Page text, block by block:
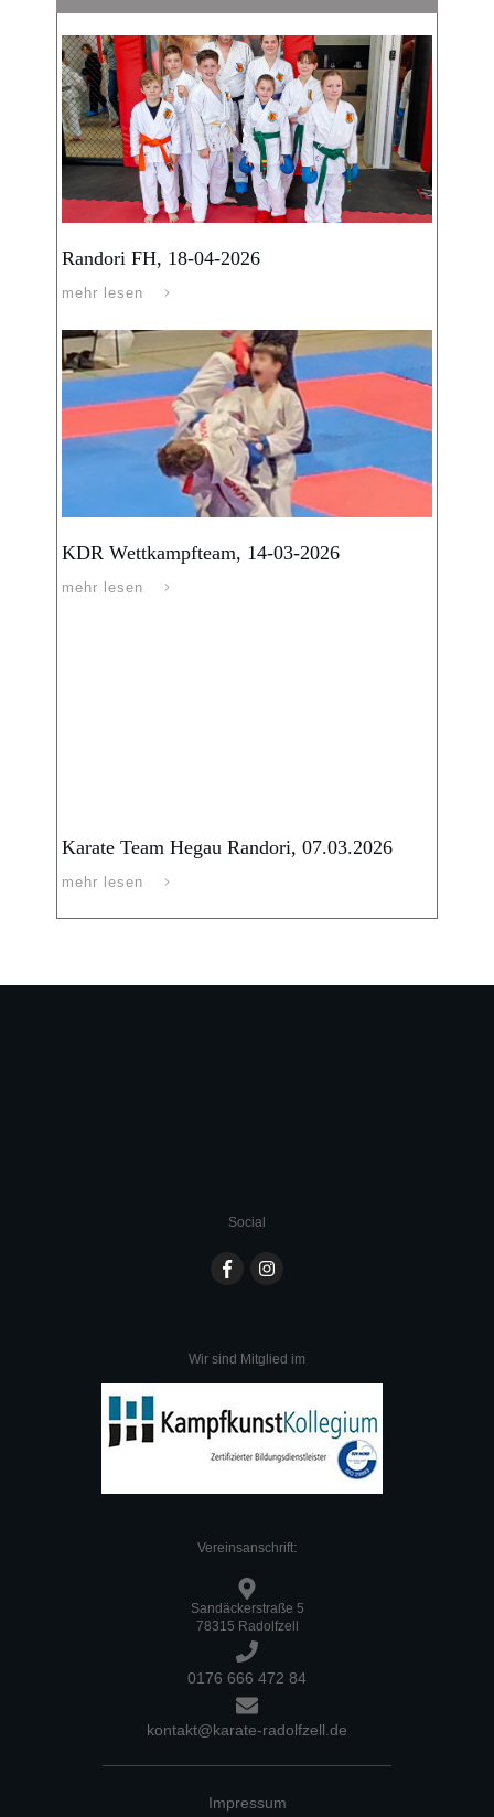
Randori FH, 18-04-2026
mehr lesen
KDR Wettkampfteam, 14-03-2026
mehr lesen
Karate Team Hegau Randori, 07.03.2026
mehr lesen
Social
Wir sind Mitglied im
Vereinsanschrift:
Sandäckerstraße 5
78315 Radolfzell
0176 666 472 84
kontakt@karate-radolfzell.de
Impressum